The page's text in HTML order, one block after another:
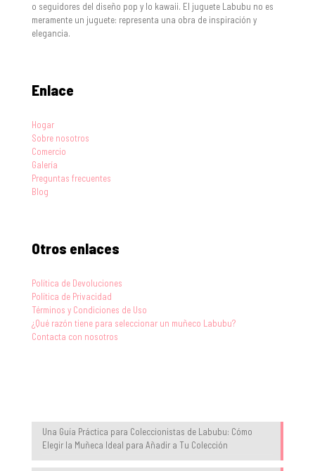
o seguidores del diseño pop y lo kawaii. El juguete Labubu no es
meramente un juguete: representa una obra de inspiración y
elegancia.
Enlace
Hogar
Sobre nosotros
Comercio
Galería
Preguntas frecuentes
Blog
Otros enlaces
Política de Devoluciones
Política de Privacidad
Términos y Condiciones de Uso
¿Qué razón tiene para seleccionar un muñeco Labubu?
Contacta con nosotros
Una Guía Práctica para Coleccionistas de Labubu: Cómo
Elegir la Muñeca Ideal para Añadir a Tu Colección